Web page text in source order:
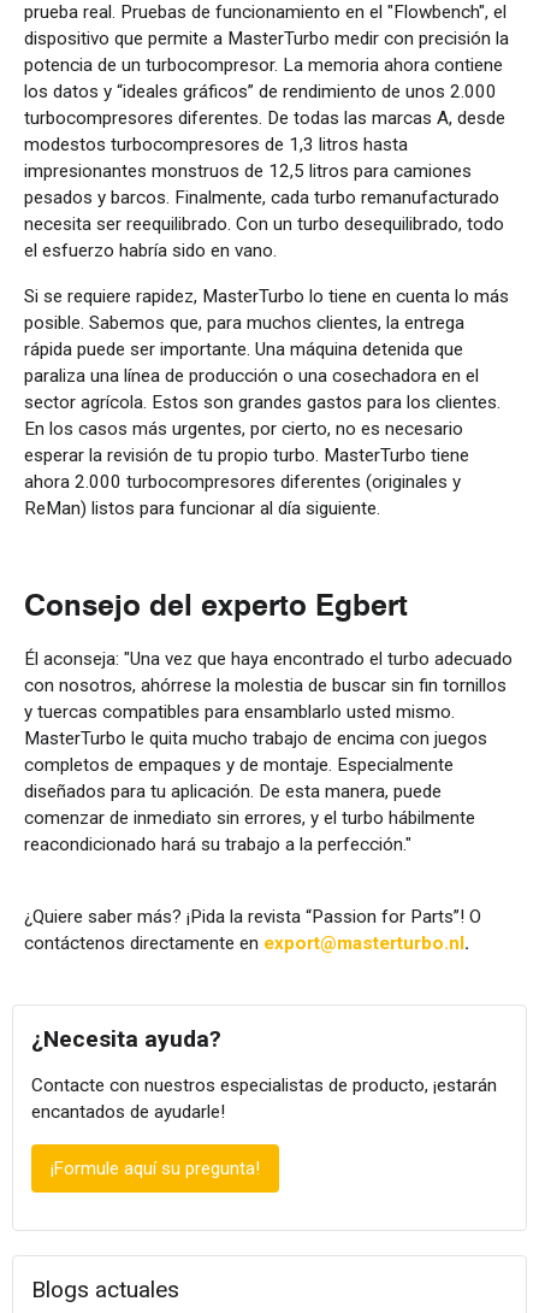
prueba real. Pruebas de funcionamiento en el "Flowbench", el
dispositivo que permite a MasterTurbo medir con precisión la
potencia de un turbocompresor. La memoria ahora contiene
los datos y “ideales gráficos” de rendimiento de unos 2.000
turbocompresores diferentes. De todas las marcas A, desde
modestos turbocompresores de 1,3 litros hasta
impresionantes monstruos de 12,5 litros para camiones
pesados y barcos. Finalmente, cada turbo remanufacturado
necesita ser reequilibrado. Con un turbo desequilibrado, todo
el esfuerzo habría sido en vano.
Si se requiere rapidez, MasterTurbo lo tiene en cuenta lo más
posible. Sabemos que, para muchos clientes, la entrega
rápida puede ser importante. Una máquina detenida que
paraliza una línea de producción o una cosechadora en el
sector agrícola. Estos son grandes gastos para los clientes.
En los casos más urgentes, por cierto, no es necesario
esperar la revisión de tu propio turbo. MasterTurbo tiene
ahora 2.000 turbocompresores diferentes (originales y
ReMan) listos para funcionar al día siguiente.
Consejo del experto Egbert
Él aconseja: "Una vez que haya encontrado el turbo adecuado
con nosotros, ahórrese la molestia de buscar sin fin tornillos
y tuercas compatibles para ensamblarlo usted mismo.
MasterTurbo le quita mucho trabajo de encima con juegos
completos de empaques y de montaje. Especialmente
diseñados para tu aplicación. De esta manera, puede
comenzar de inmediato sin errores, y el turbo hábilmente
reacondicionado hará su trabajo a la perfección."
¿Quiere saber más? ¡Pida la revista “Passion for Parts”! O
contáctenos directamente en export@masterturbo.nl .
¿Necesita ayuda?
Contacte con nuestros especialistas de producto, ¡estarán
encantados de ayudarle!
¡Formule aquí su pregunta!
Blogs actuales